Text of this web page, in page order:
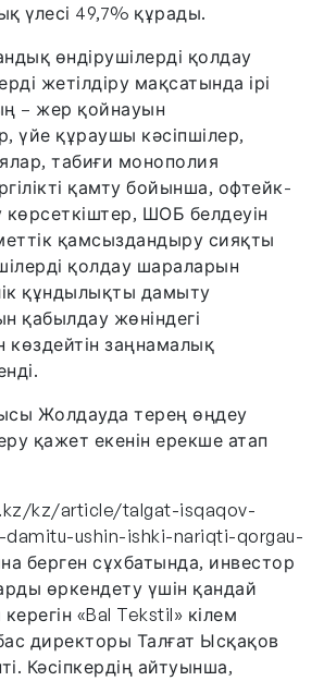
үлесі 49,7% құрады.
өндірушілерді қолдау
жетілдіру мақсатында ірі
– жер қойнауын
үйе құраушы кәсіпшілер,
табиғи монополия
қамту бойынша, офтейк-
ШОБ белдеуін
қамсыздандыру сияқты
қолдау шараларын
құндылықты дамыту
қабылдау жөніндегі
көздейтін заңнамалық
Жолдауда терең өңдеу
қажет екенін ерекше атап
kz/article/talgat-isqaqov-
ushin-ishki-nariqti-qorgau-
берген сұхбатында, инвестор
өркендету үшін қандай
«Bal Tekstil» кілем
директоры Талғат Ысқақов
Кәсіпкердің айтуынша,